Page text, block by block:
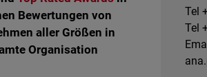
Bewertungen von
aller Größen in
Organisation
Tel
Tel